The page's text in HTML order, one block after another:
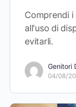
Comprendi i
all'uso di
evitarli.
Genitori
04/08/